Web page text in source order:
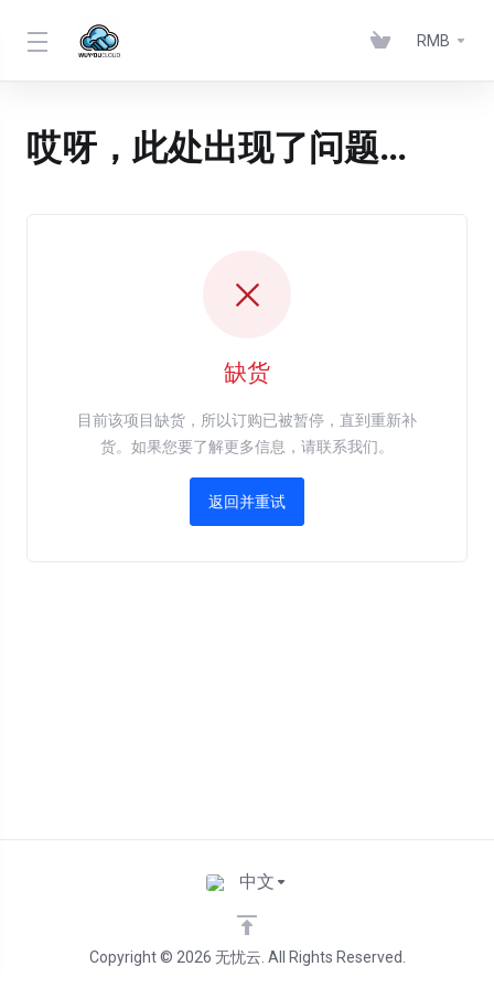
RMB
哎呀，此处出现了问题…
缺货
目前该项目缺货，所以订购已被暂停，直到重新补
货。如果您要了解更多信息，请联系我们。
返回并重试
Copyright © 2026 无忧云. All Rights Reserved.
中文